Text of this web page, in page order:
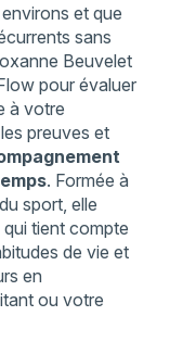
et que
sans
Beuvelet
pour évaluer
à votre
preuves et
. Formée à
sport, elle
tient compte
de vie et
en
ou votre